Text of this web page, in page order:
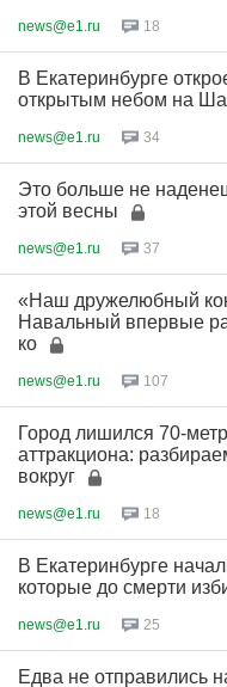
news@e1.ru 18
В Екатеринбурге
открытым небом на
news@e1.ru 34
Это больше не
этой весны
news@e1.ru 37
«Наш дружелюбный
Навальный впервые
ко
news@e1.ru 107
Город лишился 70-
аттракциона:
вокруг
news@e1.ru 18
В Екатеринбурге
которые до смерти
news@e1.ru 25
Едва не отправились